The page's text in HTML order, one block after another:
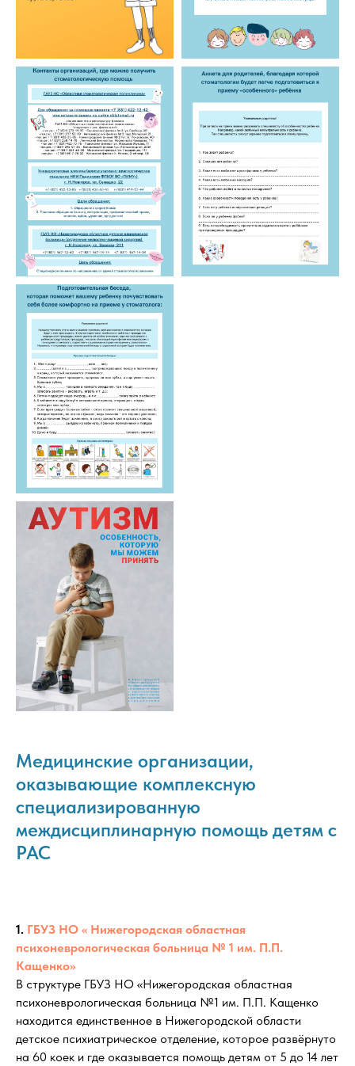
Медицинские организации,
оказывающие комплексную
специализированную
междисциплинарную помощь детям с
РАС
1. ГБУЗ НО « Нижегородская областная
психоневрологическая больница № 1 им. П.П.
Кащенко»
В структуре ГБУЗ НО «Нижегородская областная
психоневрологическая больница №1 им. П.П. Кащенко
находится единственное в Нижегородской области
детское психиатрическое отделение, которое развёрнуто
на 60 коек и где оказывается помощь детям от 5 до 14 лет